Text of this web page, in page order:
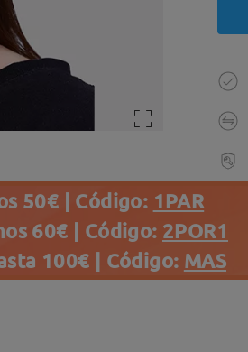
50€ | Código: 1PAR
60€ | Código: 2POR1
100€ | Código: MAS